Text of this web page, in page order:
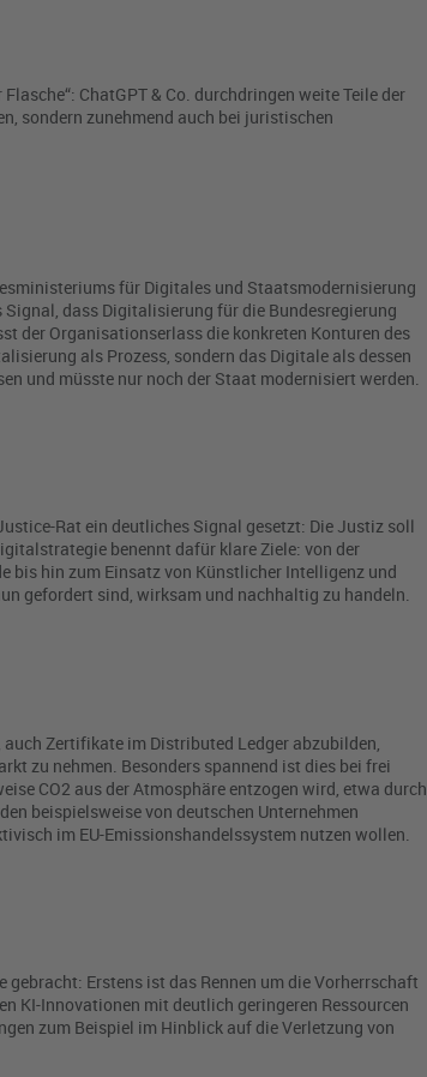
ChatGPT & Co. durchdringen weite Teile der
sondern zunehmend auch bei juristischen
für Digitales und Staatsmodernisierung
Signal, dass Digitalisierung für die Bundesregierung
der Organisationserlass die konkreten Konturen des
als Prozess, sondern das Digitale als dessen
und müsste nur noch der Staat modernisiert werden.
Rat ein deutliches Signal gesetzt: Die Justiz soll
benennt dafür klare Ziele: von der
bis hin zum Einsatz von Künstlicher Intelligenz und
gefordert sind, wirksam und nachhaltig zu handeln.
Zertifikate im Distributed Ledger abzubilden,
zu nehmen. Besonders spannend ist dies bei frei
CO2 aus der Atmosphäre entzogen wird, etwa durch
beispielsweise von deutschen Unternehmen
im EU-Emissionshandelssystem nutzen wollen.
Erstens ist das Rennen um die Vorherrschaft
KI-Innovationen mit deutlich geringeren Ressourcen
zum Beispiel im Hinblick auf die Verletzung von